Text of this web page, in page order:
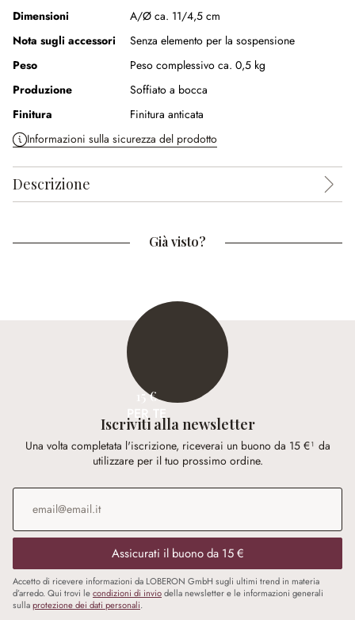
Dimensioni
A/Ø ca. 11/4,5 cm
Nota sugli accessori
Senza elemento per la sospensione
Peso
Peso complessivo ca. 0,5 kg
Produzione
Soffiato a bocca
Finitura
Finitura anticata
Informazioni sulla sicurezza del prodotto
Descrizione
Già visto?
15 €
PER TE
Iscriviti alla newsletter
Una volta completata l'iscrizione, riceverai un buono da 15 €¹ da
utilizzare per il tuo prossimo ordine.
Indirizzo e-mail
Assicurati il buono da 15 €
Accetto di ricevere informazioni da LOBERON GmbH sugli ultimi trend in materia
d’arredo. Qui trovi lecondizioni di inviodella newsletter e le informazioni generali
sullaprotezione dei dati personali.